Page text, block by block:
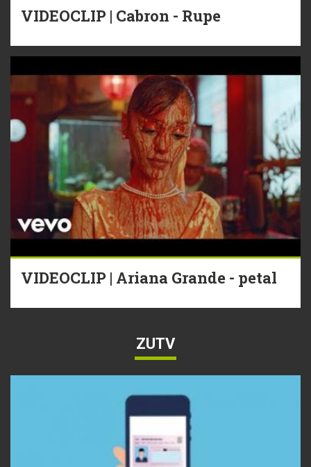
VIDEOCLIP | Cabron - Rupe
VIDEOCLIP | Ariana Grande - petal
ZUTV